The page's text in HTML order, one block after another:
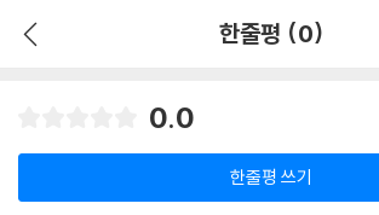
한줄평 (0)
0.0
한줄평 쓰기